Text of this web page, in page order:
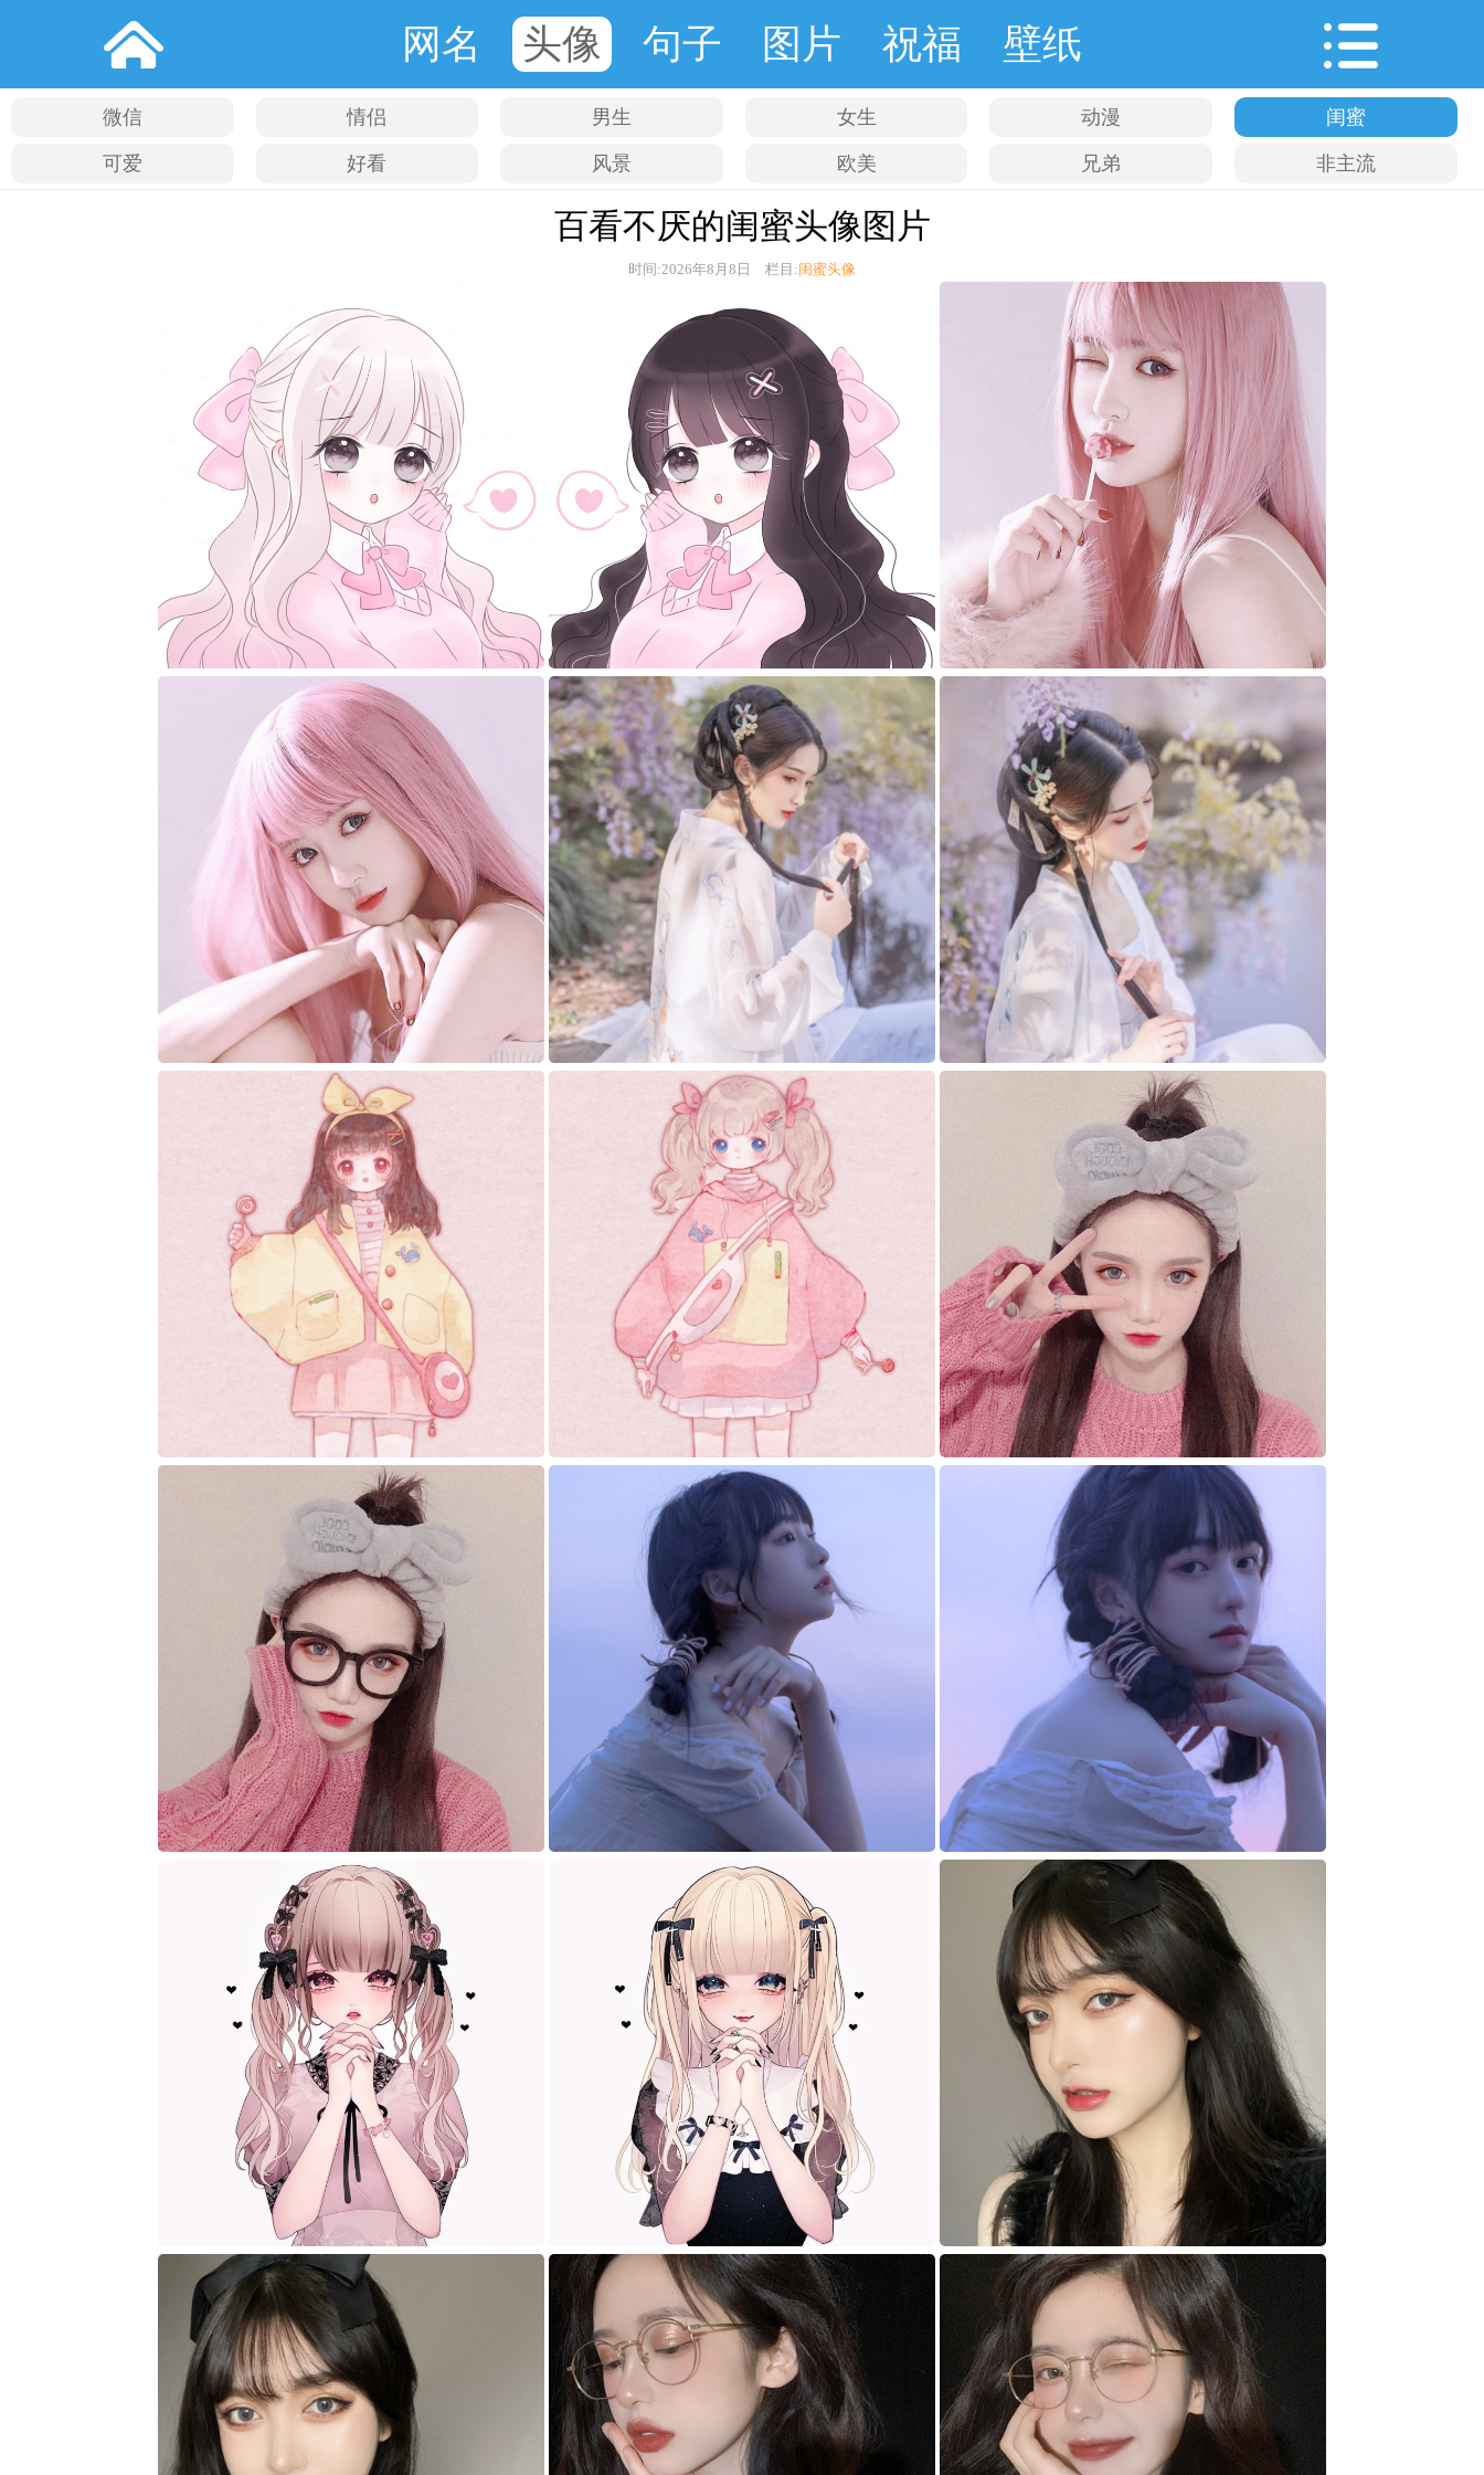
网名 头像 句子 图片 祝福 壁纸
微信 情侣 男生 女生 动漫 闺蜜
可爱 好看 风景 欧美 兄弟 非主流
百看不厌的闺蜜头像图片
时间:2026年8月8日 栏目:闺蜜头像